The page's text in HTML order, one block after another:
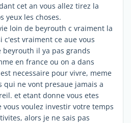
cet an vous allez tirez la
yeux les choses.
loin de beyrouth c vraiment la
c'est vraiment ce aue vous
beyrouth il ya pas grands
en france ou on a dans
necessaire pour vivre, meme
qui ne vont presaue jamais a
et etant donne vous etes
voulez investir votre temps
alors je ne sais pas